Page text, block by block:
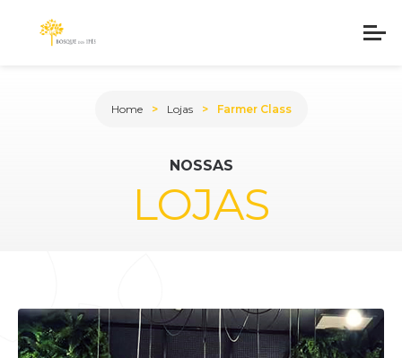
NOSSAS
LOJAS
Home Lojas Farmer Class